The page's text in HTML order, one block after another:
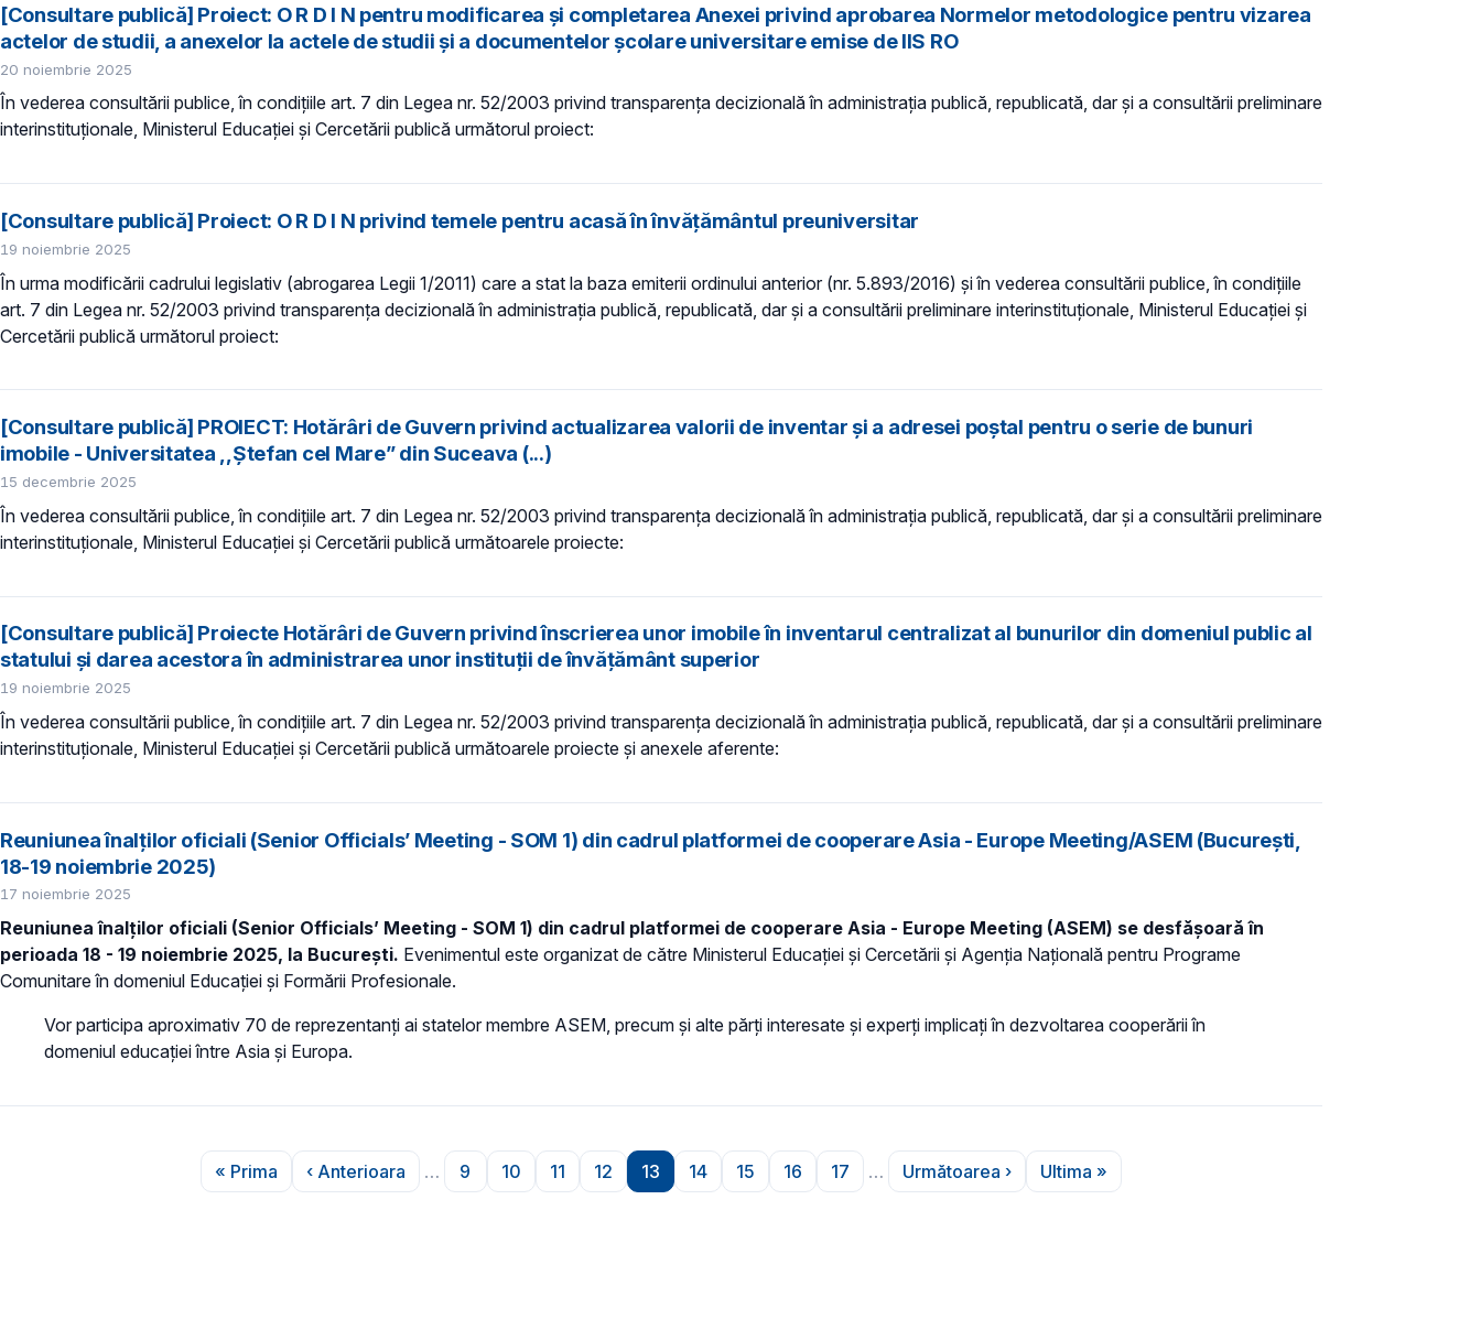
[Consultare publică] Proiect: O R D I N pentru modificarea și completarea Anexei privind aprobarea Normelor metodologice pentru vizarea
actelor de studii, a anexelor la actele de studii și a documentelor şcolare universitare emise de IIS RO
20 noiembrie 2025
În vederea consultării publice, în condiţiile art. 7 din Legea nr. 52/2003 privind transparenţa decizională în administraţia publică, republicată, dar și a consultării preliminare
interinstituționale, Ministerul Educaţiei și Cercetării publică următorul proiect:
[Consultare publică] Proiect: O R D I N privind temele pentru acasă în învățământul preuniversitar
19 noiembrie 2025
În urma modificării cadrului legislativ (abrogarea Legii 1/2011) care a stat la baza emiterii ordinului anterior (nr. 5.893/2016) și în vederea consultării publice, în condiţiile
art. 7 din Legea nr. 52/2003 privind transparenţa decizională în administraţia publică, republicată, dar și a consultării preliminare interinstituționale, Ministerul Educaţiei și
Cercetării publică următorul proiect:
[Consultare publică] PROIECT: Hotărâri de Guvern privind actualizarea valorii de inventar și a adresei poștal pentru o serie de bunuri
imobile - Universitatea ,,Ștefan cel Mare” din Suceava (...)
15 decembrie 2025
În vederea consultării publice, în condiţiile art. 7 din Legea nr. 52/2003 privind transparenţa decizională în administraţia publică, republicată, dar și a consultării preliminare
interinstituționale, Ministerul Educaţiei și Cercetării publică următoarele proiecte:
[Consultare publică] Proiecte Hotărâri de Guvern privind înscrierea unor imobile în inventarul centralizat al bunurilor din domeniul public al
statului și darea acestora în administrarea unor instituții de învățământ superior
19 noiembrie 2025
În vederea consultării publice, în condiţiile art. 7 din Legea nr. 52/2003 privind transparenţa decizională în administraţia publică, republicată, dar și a consultării preliminare
interinstituționale, Ministerul Educaţiei și Cercetării publică următoarele proiecte și anexele aferente:
Reuniunea înalților oficiali (Senior Officials’ Meeting - SOM 1) din cadrul platformei de cooperare Asia - Europe Meeting/ASEM (București,
18-19 noiembrie 2025)
17 noiembrie 2025
Reuniunea înalților oficiali (Senior Officials’ Meeting - SOM 1) din cadrul platformei de cooperare Asia - Europe Meeting (ASEM) se desfășoară în
perioada 18 - 19 noiembrie 2025, la București. Evenimentul este organizat de către Ministerul Educației și Cercetării și Agenția Națională pentru Programe
Comunitare în domeniul Educației și Formării Profesionale.
Vor participa aproximativ 70 de reprezentanți ai statelor membre ASEM, precum și alte părți interesate și experți implicați în dezvoltarea cooperării în
domeniul educației între Asia și Europa.
Prima pagină
« Prima
Pagina anterioară
‹ Anterioara …
Pagina
9
Pagina
10
Pagina
11
Pagina
12
Pagina
13
Pagina
14
Pagina
15
Pagina
16
Pagina
17 …
Pagina următoare
Următoarea ›
Ultima pagină
Ultima »